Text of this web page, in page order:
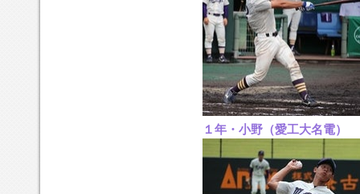
１年・小野（愛工大名電）